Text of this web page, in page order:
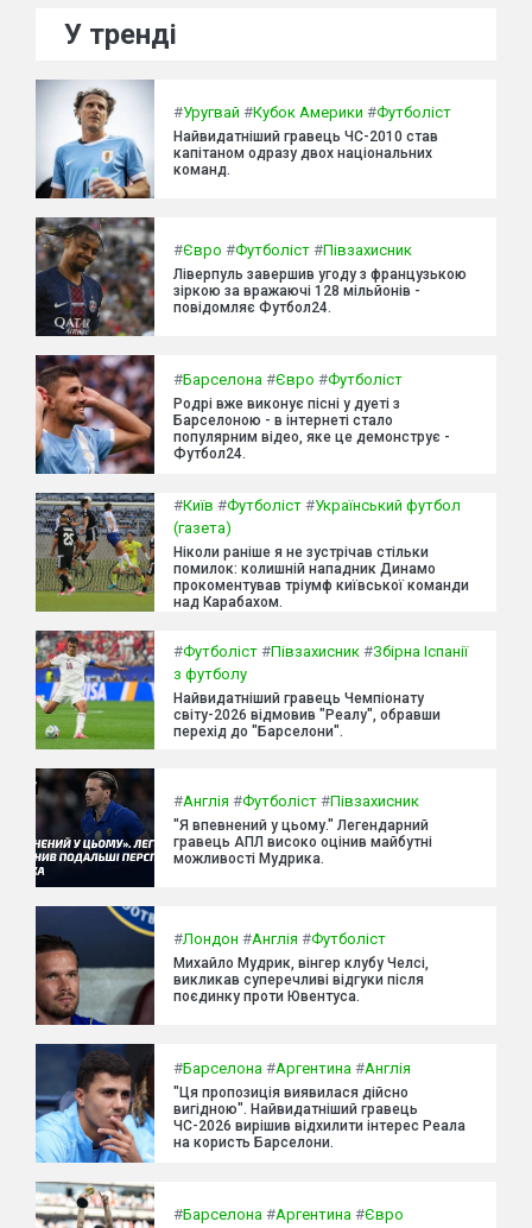
У тренді
#Уругвай #Кубок Америки #Футболіст
Найвидатніший гравець ЧС-2010 став
капітаном одразу двох національних
команд.
#Євро #Футболіст #Півзахисник
Ліверпуль завершив угоду з французькою
зіркою за вражаючі 128 мільйонів -
повідомляє Футбол24.
#Барселона #Євро #Футболіст
Родрі вже виконує пісні у дуеті з
Барселоною - в інтернеті стало
популярним відео, яке це демонструє -
Футбол24.
#Київ #Футболіст #Український футбол
(газета)
Ніколи раніше я не зустрічав стільки
помилок: колишній нападник Динамо
прокоментував тріумф київської команди
над Карабахом.
#Футболіст #Півзахисник #Збірна Іспанії
з футболу
Найвидатніший гравець Чемпіонату
світу-2026 відмовив "Реалу", обравши
перехід до "Барселони".
#Англія #Футболіст #Півзахисник
"Я впевнений у цьому." Легендарний
гравець АПЛ високо оцінив майбутні
можливості Мудрика.
#Лондон #Англія #Футболіст
Михайло Мудрик, вінгер клубу Челсі,
викликав суперечливі відгуки після
поєдинку проти Ювентуса.
#Барселона #Аргентина #Англія
"Ця пропозиція виявилася дійсно
вигідною". Найвидатніший гравець
ЧС-2026 вирішив відхилити інтерес Реала
на користь Барселони.
#Барселона #Аргентина #Євро